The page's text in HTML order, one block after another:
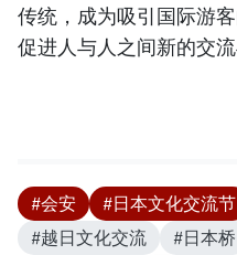
传统，成为吸引国际游
促进人与人之间新的交流
#会安 #日本文化交流节
#越日文化交流
#日本桥